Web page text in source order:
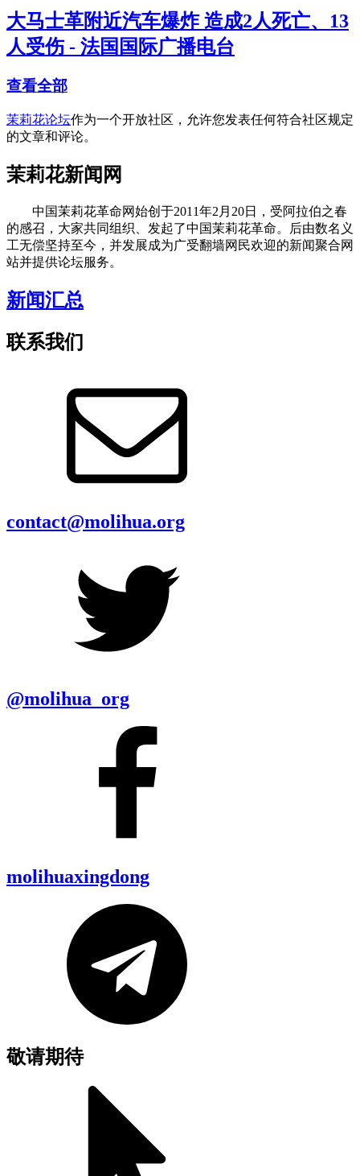
大马士革附近汽车爆炸 造成2人死亡、13
人受伤 - 法国国际广播电台
查看全部
茉莉花论坛作为一个开放社区，允许您发表任何符合社区规定
的文章和评论。
茉莉花新闻网
中国茉莉花革命网始创于2011年2月20日，受阿拉伯之春
的感召，大家共同组织、发起了中国茉莉花革命。后由数名义
工无偿坚持至今，并发展成为广受翻墙网民欢迎的新闻聚合网
站并提供论坛服务。
新闻汇总
联系我们
contact@molihua.org
@molihua_org
molihuaxingdong
敬请期待